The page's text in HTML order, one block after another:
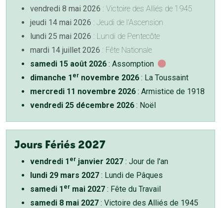
vendredi 8 mai 2026 : Victoire des Alliés de 1945
jeudi 14 mai 2026 : Jeudi de l'Ascension
lundi 25 mai 2026 : Lundi de Pentecôte
mardi 14 juillet 2026 : Fête Nationale
samedi 15 août 2026 : Assomption
dimanche 1 er novembre 2026 : La Toussaint
mercredi 11 novembre 2026 : Armistice de 1918
vendredi 25 décembre 2026 : Noël
Jours Fériés 2027
vendredi 1 er janvier 2027 : Jour de l'an
lundi 29 mars 2027 : Lundi de Pâques
samedi 1 er mai 2027 : Fête du Travail
samedi 8 mai 2027 : Victoire des Alliés de 1945